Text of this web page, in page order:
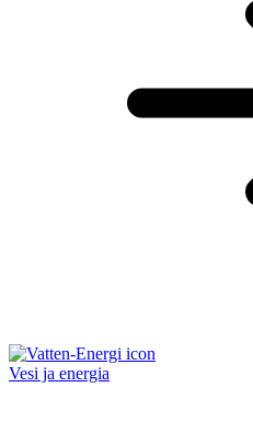
Vesi ja energia